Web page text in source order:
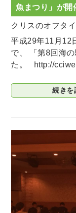
魚まつり」が開
クリスのオフタ
平成29年11月12
で、 「第8回海
た。 http://
続きを